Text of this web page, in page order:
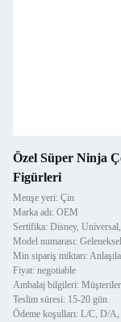
Özel Süper Ninja
Figürleri
Menşe yeri: Çin
Marka adı: OEM
Sertifika: Disney,
Model numarası: Geleneksel
Min sipariş miktarı:
Fiyat: negotiable
Ambalaj bilgileri:
Teslim süresi: 15-20 gün
Ödeme koşulları: L/C, D/